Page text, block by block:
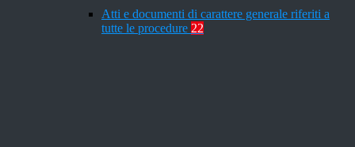
Atti e documenti di carattere generale riferiti a
tutte le procedure 22